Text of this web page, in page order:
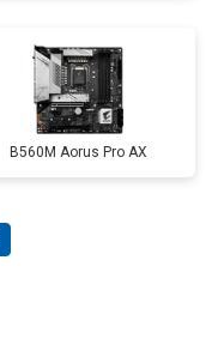
B560M Aorus Pro AX